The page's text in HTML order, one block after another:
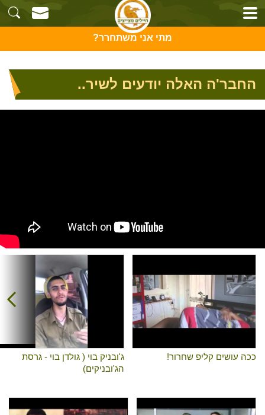
מתי אני משתחרר?
החבר'ה האלה יודעים לשיר..
ככה עושים קליפ שחרור!
ג'ובניק בוי ( גולדן בוי - גרסת
הג'ובניקים)